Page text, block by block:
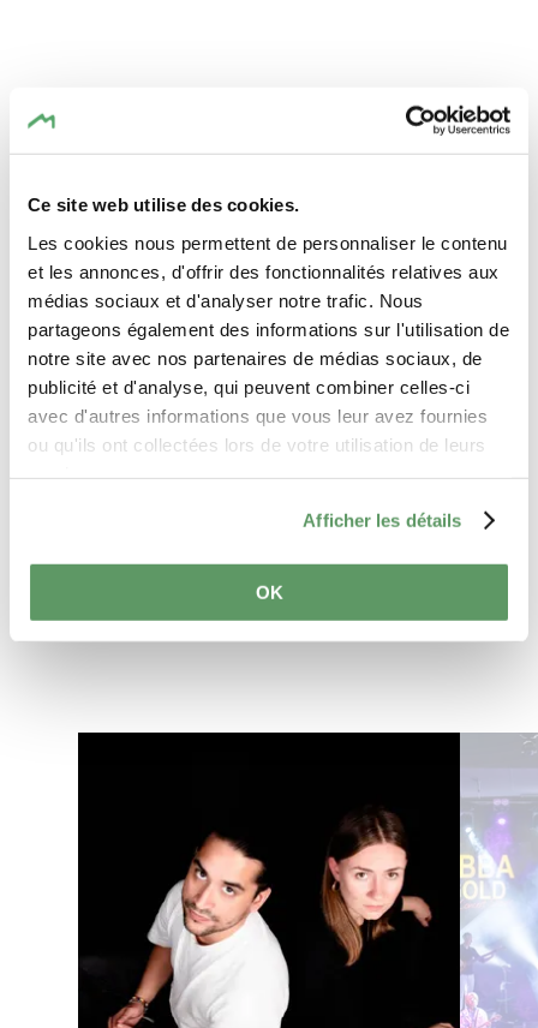
Ce site web utilise des cookies.
Les cookies nous permettent de personnaliser le contenu
et les annonces, d'offrir des fonctionnalités relatives aux
médias sociaux et d'analyser notre trafic. Nous
partageons également des informations sur l'utilisation de
notre site avec nos partenaires de médias sociaux, de
publicité et d'analyse, qui peuvent combiner celles-ci
avec d'autres informations que vous leur avez fournies
ou qu'ils ont collectées lors de votre utilisation de leurs
Afficher les détails
OK
2, Porte St. Willlibrord
L-6486 Echternach
Auf Karte anzeigen